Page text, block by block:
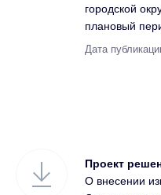
городской
плановый
Дата
Проект
О внесении